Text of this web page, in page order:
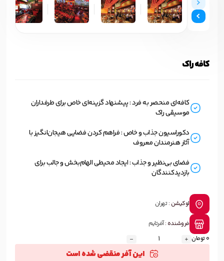
کافه راک
کافه‌ای منحصر به فرد : پیشنهاد گزینه‌ای خاص برای طرفداران
موسیقی راک
دکوراسیون جذاب و خاص : فراهم کردن فضایی هیجان‌انگیز با
آثار هنرمندان معروف
فضای بی‌نظیر و جذاب : ایجاد محیطی الهام‌بخش و جالب برای
بازدیدکنندگان
لوکیشن :تهران
فروشنده :آفرتایم
0 تومان
این آفر منقضی شده است